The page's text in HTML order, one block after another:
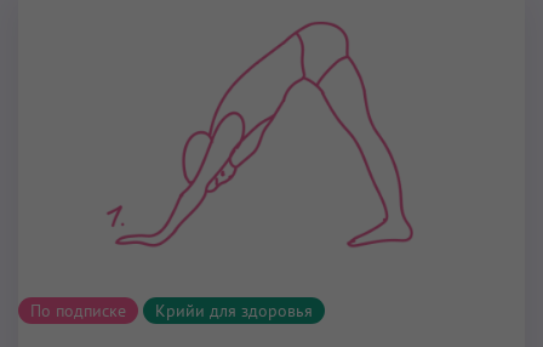
По подписке Крийи для здоровья